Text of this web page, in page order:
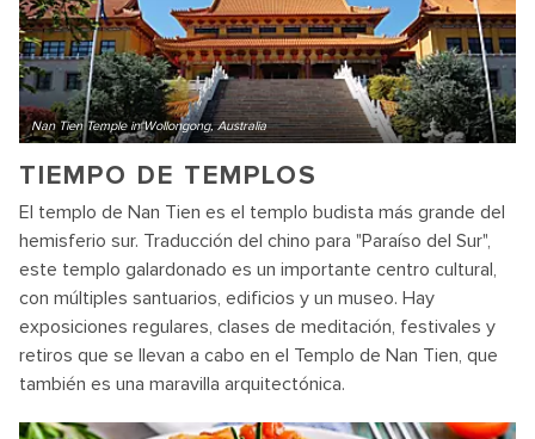
Nan Tien Temple in Wollongong, Australia
TIEMPO DE TEMPLOS
El templo de Nan Tien es el templo budista más grande del
hemisferio sur. Traducción del chino para "Paraíso del Sur",
este templo galardonado es un importante centro cultural,
con múltiples santuarios, edificios y un museo. Hay
exposiciones regulares, clases de meditación, festivales y
retiros que se llevan a cabo en el Templo de Nan Tien, que
también es una maravilla arquitectónica.